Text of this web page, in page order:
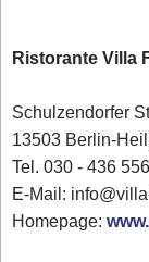
Ristorante Villa
Schulzendorfer
13503 Berlin-
Tel. 030 - 436
E-Mail:
Homepage: